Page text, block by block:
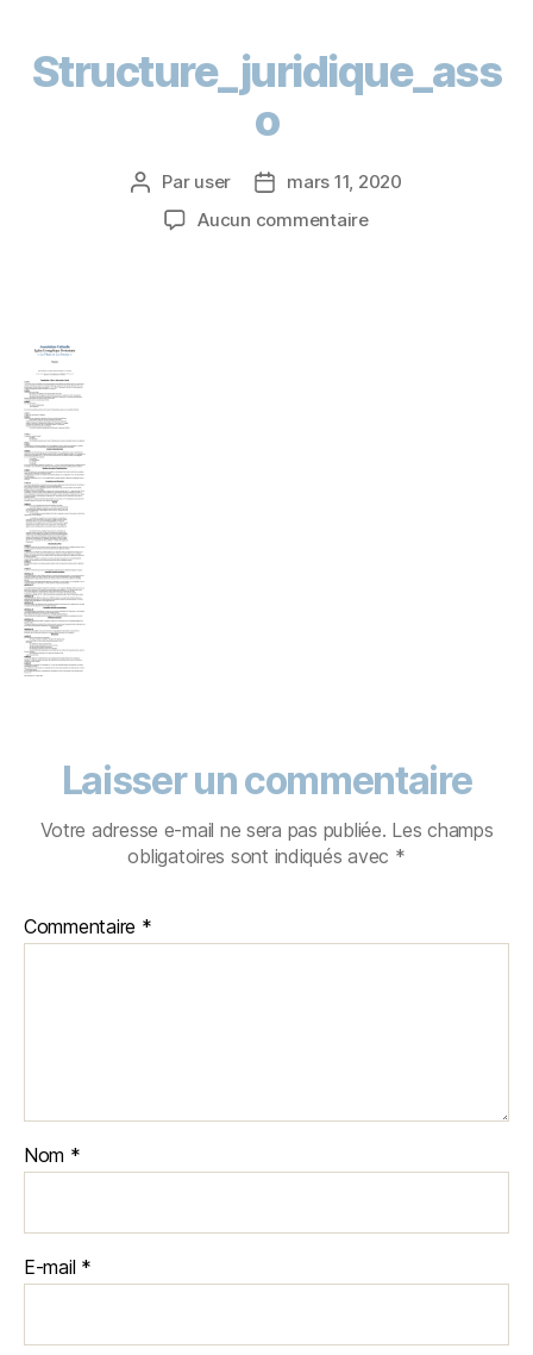
Structure_juridique_ass
o
Par user
mars 11, 2020
Aucun commentaire
Laisser un commentaire
Votre adresse e-mail ne sera pas publiée. Les champs
obligatoires sont indiqués avec *
Commentaire *
Nom *
E-mail *